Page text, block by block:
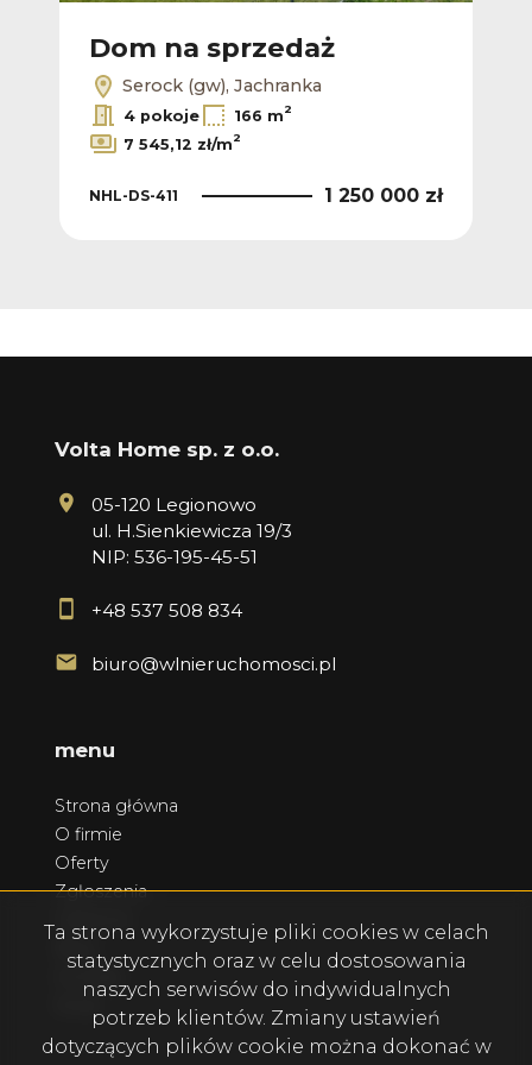
Dom na sprzedaż
Serock (gw), Jachranka
4 pokoje 166 m2
7 545,12 zł/m2
NHL-DS-411 1 250 000 zł
Volta Home sp. z o.o.
05-120 Legionowo
ul. H.Sienkiewicza 19/3
NIP: 536-195-45-51
+48 537 508 834
biuro@wlnieruchomosci.pl
menu
Strona główna
O firmie
Oferty
Zgłoszenia
Kontakt
Ta strona wykorzystuje pliki cookies w celach
statystycznych oraz w celu dostosowania
naszych serwisów do indywidualnych
potrzeb klientów. Zmiany ustawień
dotyczących plików cookie można dokonać w